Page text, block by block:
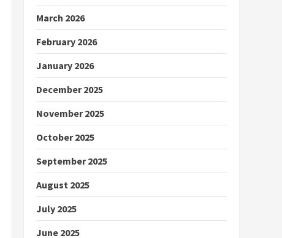
March 2026
February 2026
January 2026
December 2025
November 2025
October 2025
September 2025
August 2025
July 2025
June 2025